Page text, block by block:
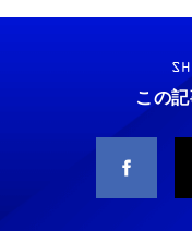
耐久
ノイ
￥
タイ
睡眠
霊界
￥
ト）
この